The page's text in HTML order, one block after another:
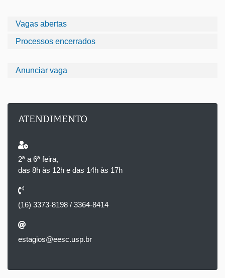
Vagas abertas
Processos encerrados
Anunciar vaga
ATENDIMENTO
2ª a 6ª feira,
das 8h às 12h e das 14h às 17h
(16) 3373-8198 / 3364-8414
estagios@eesc.usp.br